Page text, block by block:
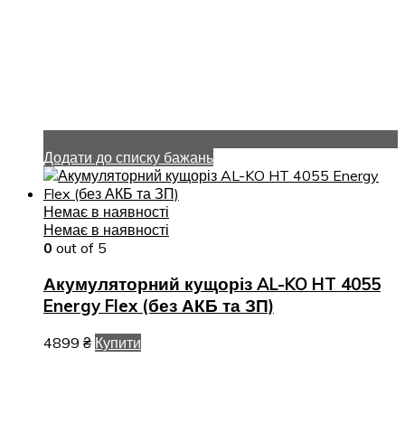
Додати до списку бажань
Немає в наявності
Немає в наявності
0 out of 5
Акумуляторний кущоріз AL-KO HT 4055
Energy Flex (без АКБ та ЗП)
4899 ₴ Купити